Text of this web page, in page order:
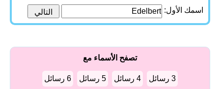
اسمك الأول:
تصفح الأسماء مع
3 رسائل 4 رسائل 5 رسائل 6 رسائل